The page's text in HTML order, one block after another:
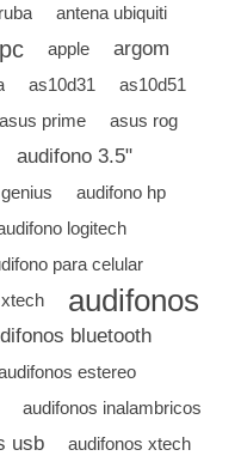
antena ubiquiti
apple argom
as10d31
as10d51
asus prime
asus rog
audifono 3.5"
audifono hp
logitech
para celular
audifonos
bluetooth
estereo
audifonos inalambricos
usb
audifonos xtech